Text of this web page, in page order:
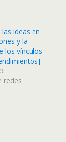
ideas en
y la
los vínculos
redes